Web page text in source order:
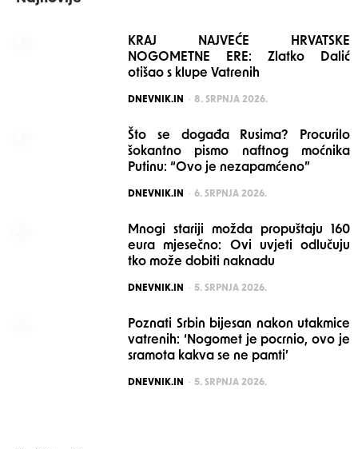
KRAJ NAJVEĆE HRVATSKE
NOGOMETNE ERE: Zlatko Dalić
otišao s klupe Vatrenih
POSTED
DNEVNIK.IN 8. SRPNJA 2026.
Što se događa Rusima? Procurilo
šokantno pismo naftnog moćnika
Putinu: “Ovo je nezapamćeno”
POSTED
DNEVNIK.IN 6. SRPNJA 2026.
Mnogi stariji možda propuštaju 160
eura mjesečno: Ovi uvjeti odlučuju
tko može dobiti naknadu
POSTED
DNEVNIK.IN 5. SRPNJA 2026.
Poznati Srbin bijesan nakon utakmice
vatrenih: ‘Nogomet je pocrnio, ovo je
sramota kakva se ne pamti’
POSTED
DNEVNIK.IN 5. SRPNJA 2026.